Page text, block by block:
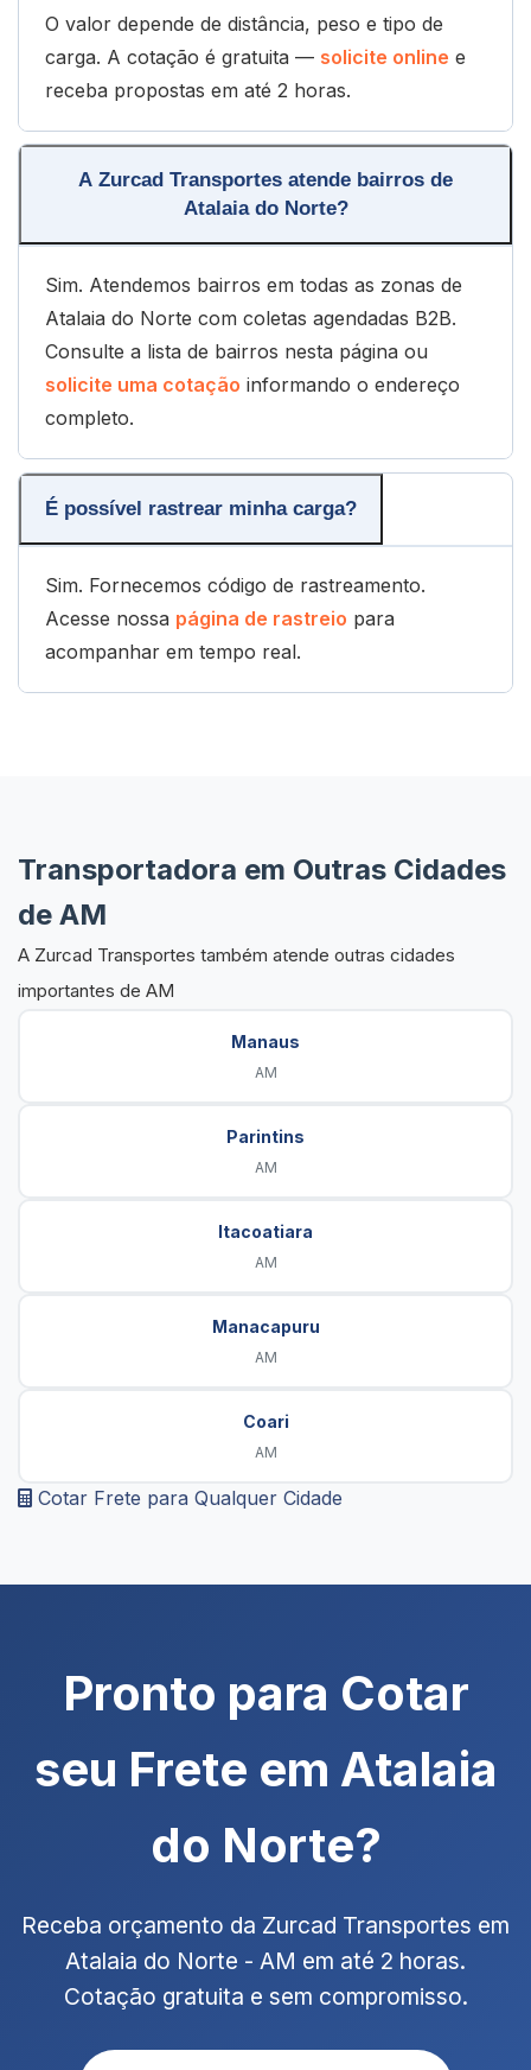
O valor depende de distância, peso e tipo de
carga. A cotação é gratuita — solicite online e
receba propostas em até 2 horas.
A Zurcad Transportes atende bairros de
Atalaia do Norte?
Sim. Atendemos bairros em todas as zonas de
Atalaia do Norte com coletas agendadas B2B.
Consulte a lista de bairros nesta página ou
solicite uma cotação informando o endereço
completo.
É possível rastrear minha carga?
Sim. Fornecemos código de rastreamento.
Acesse nossa página de rastreio para
acompanhar em tempo real.
Transportadora em Outras Cidades
de AM
A Zurcad Transportes também atende outras cidades
importantes de AM
Manaus
AM
Parintins
AM
Itacoatiara
AM
Manacapuru
AM
Coari
AM
Cotar Frete para Qualquer Cidade
Pronto para Cotar
seu Frete em Atalaia
do Norte?
Receba orçamento da Zurcad Transportes em
Atalaia do Norte - AM em até 2 horas.
Cotação gratuita e sem compromisso.